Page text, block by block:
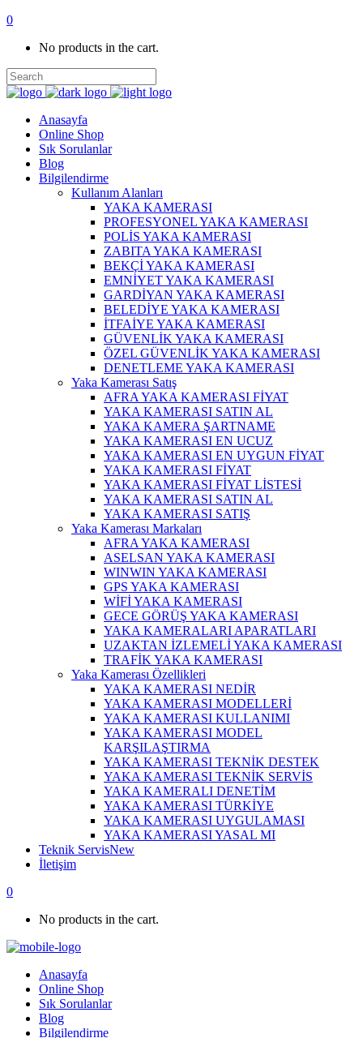
0
No products in the cart.
Anasayfa
Online Shop
Sık Sorulanlar
Blog
Bilgilendirme
Kullanım Alanları
YAKA KAMERASI
PROFESYONEL YAKA KAMERASI
POLİS YAKA KAMERASI
ZABITA YAKA KAMERASI
BEKÇİ YAKA KAMERASI
EMNİYET YAKA KAMERASI
GARDİYAN YAKA KAMERASI
BELEDİYE YAKA KAMERASI
İTFAİYE YAKA KAMERASI
GÜVENLİK YAKA KAMERASI
ÖZEL GÜVENLİK YAKA KAMERASI
DENETLEME YAKA KAMERASI
Yaka Kamerası Satış
AFRA YAKA KAMERASI FİYAT
YAKA KAMERASI SATIN AL
YAKA KAMERA ŞARTNAME
YAKA KAMERASI EN UCUZ
YAKA KAMERASI EN UYGUN FİYAT
YAKA KAMERASI FİYAT
YAKA KAMERASI FİYAT LİSTESİ
YAKA KAMERASI SATIN AL
YAKA KAMERASI SATIŞ
Yaka Kamerası Markaları
AFRA YAKA KAMERASI
ASELSAN YAKA KAMERASI
WINWIN YAKA KAMERASI
GPS YAKA KAMERASI
WİFİ YAKA KAMERASI
GECE GÖRÜŞ YAKA KAMERASI
YAKA KAMERALARI APARATLARI
UZAKTAN İZLEMELİ YAKA KAMERASI
TRAFİK YAKA KAMERASI
Yaka Kamerası Özellikleri
YAKA KAMERASI NEDİR
YAKA KAMERASI MODELLERİ
YAKA KAMERASI KULLANIMI
YAKA KAMERASI MODEL
KARŞILAŞTIRMA
YAKA KAMERASI TEKNİK DESTEK
YAKA KAMERASI TEKNİK SERVİS
YAKA KAMERALI DENETİM
YAKA KAMERASI TÜRKİYE
YAKA KAMERASI UYGULAMASI
YAKA KAMERASI YASAL MI
Teknik ServisNew
İletişim
0
No products in the cart.
Anasayfa
Online Shop
Sık Sorulanlar
Blog
Bilgilendirme